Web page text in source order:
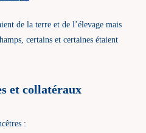
de la terre et de l’élevage mais
certains et certaines étaient
et collatéraux
: